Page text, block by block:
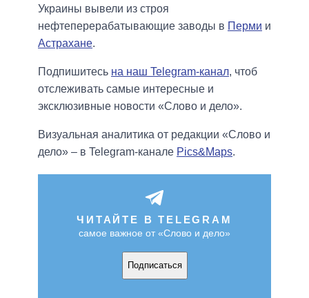
Украины вывели из строя
нефтеперерабатывающие заводы в Перми и
Астрахане.
Подпишитесь на наш Telegram-канал, чтоб
отслеживать самые интересные и
эксклюзивные новости «Слово и дело».
Визуальная аналитика от редакции «Слово и
дело» – в Telegram-канале Pics&Maps.
ЧИТАЙТЕ В TELEGRAM
самое важное от «Слово и дело»
Подписаться